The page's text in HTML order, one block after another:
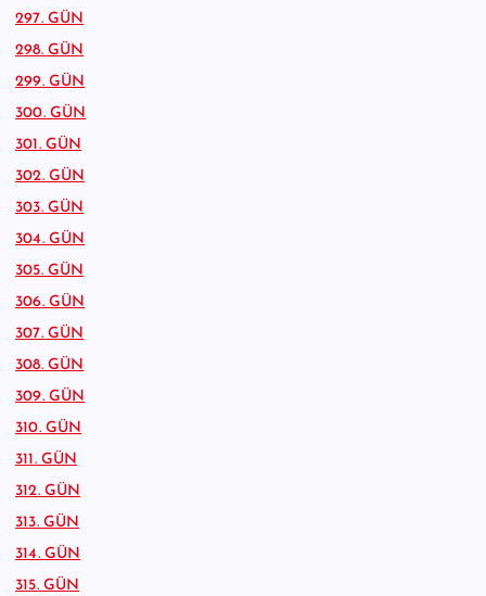
297. GÜN
298. GÜN
299. GÜN
300. GÜN
301. GÜN
302. GÜN
303. GÜN
304. GÜN
305. GÜN
306. GÜN
307. GÜN
308. GÜN
309. GÜN
310. GÜN
311. GÜN
312. GÜN
313. GÜN
314. GÜN
315. GÜN